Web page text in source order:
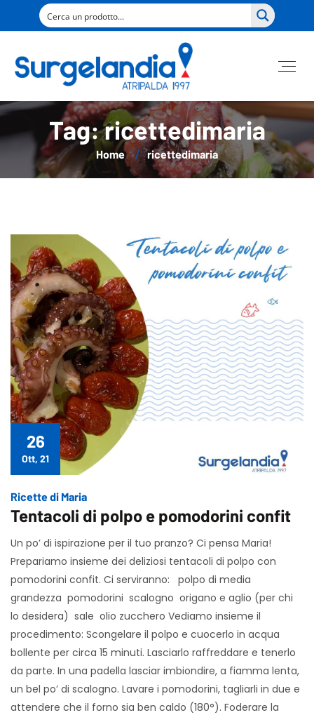
Tag: ricettedimaria
Home ricettedimaria
26
Ott, 21
Ricette di Maria
Tentacoli di polpo e pomodorini confit
Un po’ di ispirazione per il tuo pranzo? Ci pensa Maria!
Prepariamo insieme dei deliziosi tentacoli di polpo con
pomodorini confit. Ci serviranno: polpo di media
grandezza pomodorini scalogno origano e aglio (per chi
lo desidera) sale olio zucchero Vediamo insieme il
procedimento: Scongelare il polpo e cuocerlo in acqua
bollente per circa 15 minuti. Lasciarlo raffreddare e tenerlo
da parte. In una padella lasciar imbiondire, a fiamma lenta,
un bel po’ di scalogno. Lavare i pomodorini, tagliarli in due e
attendere che il forno sia ben caldo (180°). Foderare la